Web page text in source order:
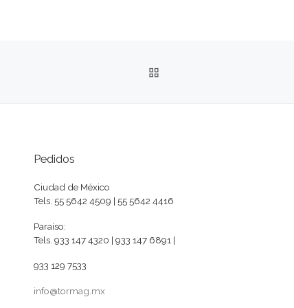
Pedidos
Ciudad de México
Tels. 55 5642 4509 | 55 5642 4416
Paraíso:
Tels. 933 147 4320 | 933 147 6891 |
933 129 7533
info@tormag.mx